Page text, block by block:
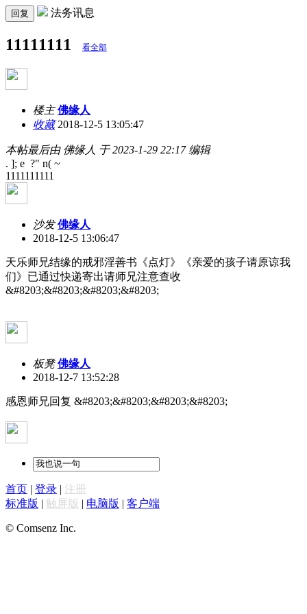
回复 法务讯息
11111111 看全部
楼主 佛缘人
收藏2018-12-5 13:05:47
本帖最后由 佛缘人 于 2023-1-29 22:17 编辑
. ]; e ?" n( ~
1111111111
沙发 佛缘人
2018-12-5 13:06:47
天乐师兄结缘的戒邪淫善书《点灯》《亲爱的孩子请原谅我
们》已通过快递寄出请师兄注意查收
&#8203;&#8203;&#8203;&#8203;
板凳 佛缘人
2018-12-7 13:52:28
感恩师兄回复 &#8203;&#8203;&#8203;&#8203;
首页 | 登录 | 注册
标准版 | 触屏版 | 电脑版 | 客户端
© Comsenz Inc.